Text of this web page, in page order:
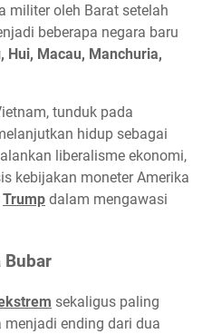
militer oleh Barat setelah
beberapa negara baru
Hui, Macau, Manchuria,
tunduk pada
hidup sebagai
liberalisme ekonomi,
kebijakan moneter Amerika
Trump dalam mengawasi
Bubar
sekaligus paling
ending dari dua